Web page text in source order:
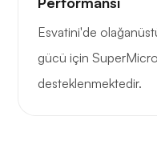
Esvatini'de
gücü için
desteklenmektedir.